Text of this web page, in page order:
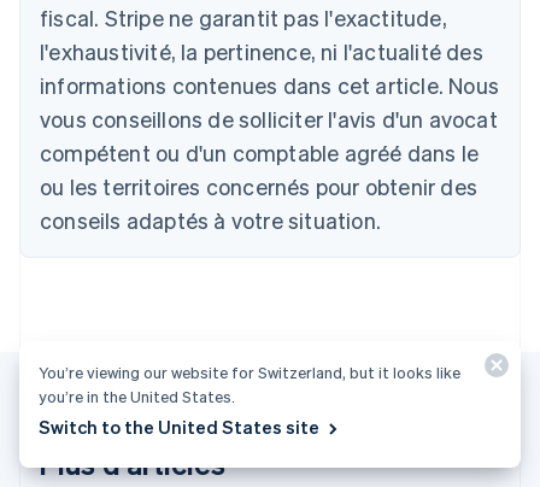
fiscal. Stripe ne garantit pas l'exactitude,
l'exhaustivité, la pertinence, ni l'actualité des
informations contenues dans cet article. Nous
vous conseillons de solliciter l'avis d'un avocat
compétent ou d'un comptable agréé dans le
ou les territoires concernés pour obtenir des
conseils adaptés à votre situation.
Plus d'articles
Deutsch English
Australie
English
Autriche
DeutschEnglish
Belgique
Brésil
PortuguêsEnglish
简体中文
Chypre
Croatie
You’re viewing our website for Switzerland, but it looks like
you’re in the United States.
Switch to the United States site